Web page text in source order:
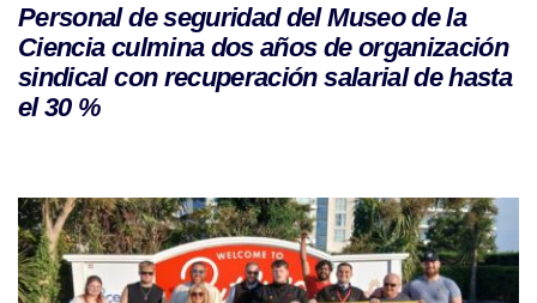
Personal de seguridad del Museo de la
Ciencia culmina dos años de organización
sindical con recuperación salarial de hasta
el 30 %